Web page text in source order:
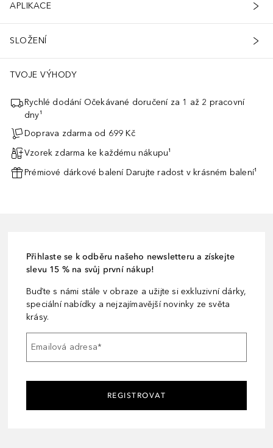
APLIKACE
SLOŽENÍ
TVOJE VÝHODY
Rychlé dodání Očekávané doručení za 1 až 2 pracovní
dny¹
Doprava zdarma od 699 Kč
Vzorek zdarma ke každému nákupu¹
Prémiové dárkové balení Darujte radost v krásném balení¹
Přihlaste se k odběru našeho newsletteru a získejte
slevu 15 % na svůj první nákup!
Buďte s námi stále v obraze a užijte si exkluzivní dárky,
speciální nabídky a nejzajímavější novinky ze světa
krásy.
Emailová adresa*
REGISTROVAT